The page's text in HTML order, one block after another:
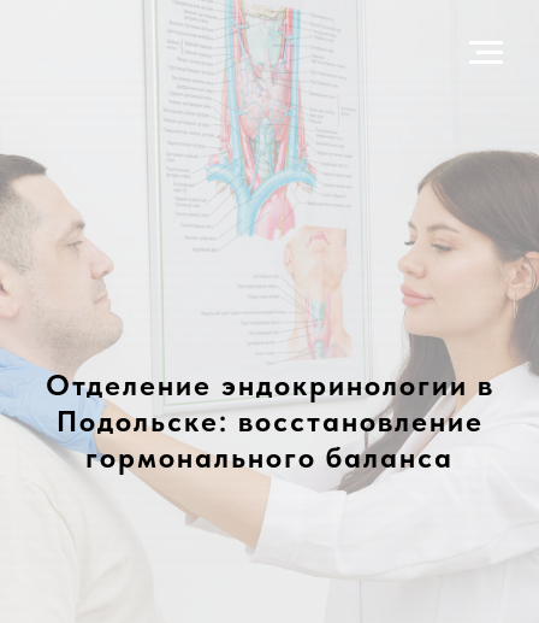
Отделение эндокринологии в
Подольске: восстановление
гормонального баланса